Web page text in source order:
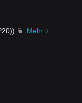
) Mehr